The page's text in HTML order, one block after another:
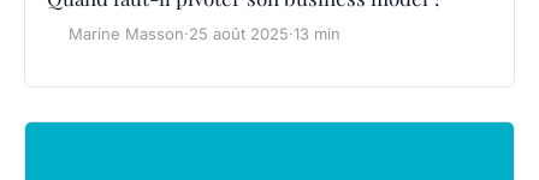
Marine Masson·25 août 2025·13 min